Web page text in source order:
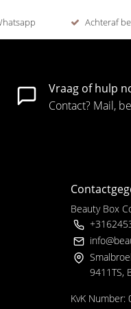
Achteraf
Vraag of hulp
Contact? Mail,
Beauty Box
9411TS,
KvK Number: